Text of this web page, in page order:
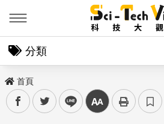
分類
首頁
facebooktwitter line 中